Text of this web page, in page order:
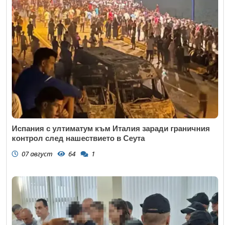
Испания с ултиматум към Италия заради граничния
контрол след нашествието в Сеута
07 август 64 1